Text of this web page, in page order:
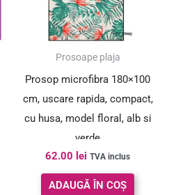
Prosoape plaja
Prosop microfibra 180×100
cm, uscare rapida, compact,
cu husa, model floral, alb si
verde
62.00 lei TVA inclus
ADAUGĂ ÎN COȘ